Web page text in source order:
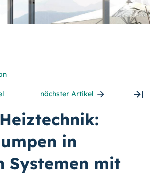
nächster Artikel
in
Systemen mit